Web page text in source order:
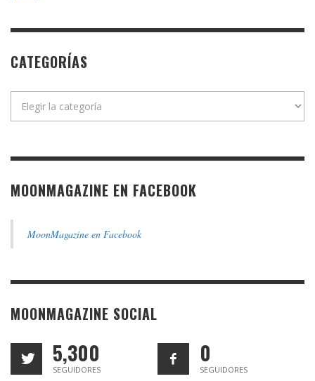
CATEGORÍAS
MOONMAGAZINE EN FACEBOOK
MoonMagazine en Facebook
MOONMAGAZINE SOCIAL
5,300
SEGUIDORES
0
SEGUIDORES